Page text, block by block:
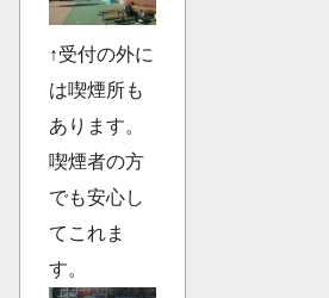
↑受付の外に
は喫煙所も
あります。
喫煙者の方
でも安心し
てこれま
す。